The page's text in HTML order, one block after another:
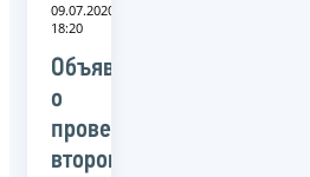
09.07.2020
18:20
Объявление
о
проведении
второго